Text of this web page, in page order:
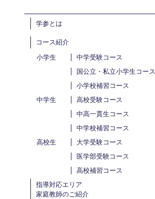
学参とは
コース紹介
小学生
中学受験コース
国公立・私立小学生コース
小学校補習コース
中学生
高校受験コース
中高一貫生コース
中学校補習コース
高校生
大学受験コース
医学部受験コース
高校補習コース
指導対応エリア
家庭教師のご紹介